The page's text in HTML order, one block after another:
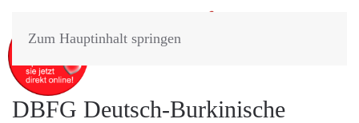
Zum Hauptinhalt springen
DBFG Deutsch-Burkinische